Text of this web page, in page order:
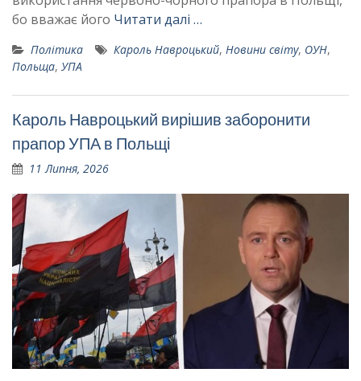
бо вважає його Читати далі …
Політика Кароль Навроцький, Новини світу, ОУН,
Польща, УПА
Кароль Навроцький вирішив заборонити
прапор УПА в Польщі
11 Липня, 2026